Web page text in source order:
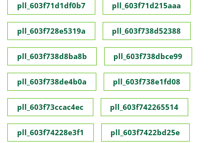
pll_603f71d1df0b7 pll_603f71d215aaa
pll_603f728e5319a pll_603f738d52388
pll_603f738d8ba8b pll_603f738dbce99
pll_603f738de4b0a pll_603f738e1fd08
pll_603f73ccac4ec pll_603f742265514
pll_603f74228e3f1 pll_603f7422bd25e